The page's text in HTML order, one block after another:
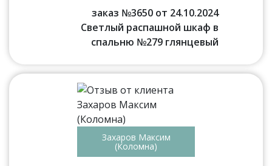
заказ №3650 от 24.10.2024
Светлый распашной шкаф в
спальню №279 глянцевый
Захаров Максим
(Коломна)